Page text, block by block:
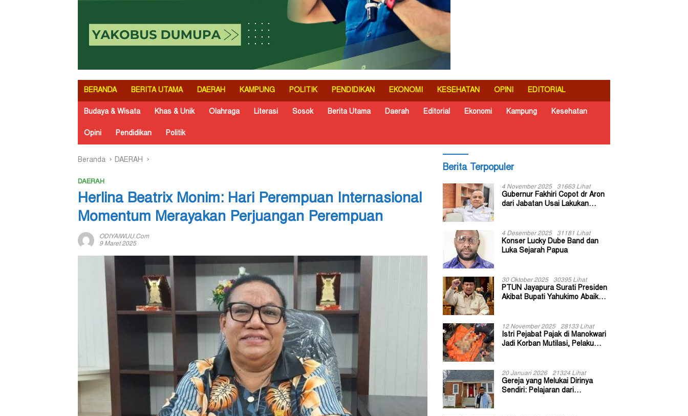
BERANDA BERITA UTAMA DAERAH KAMPUNG POLITIK PENDIDIKAN EKONOMI KESEHATAN OPINI EDITORIAL
Budaya & Wisata Khas & Unik Olahraga Literasi Sosok Berita Utama Daerah Editorial Ekonomi Kampung Kesehatan
Opini Pendidikan Politik
Beranda DAERAH
DAERAH
Herlina Beatrix Monim: Hari Perempuan Internasional
Momentum Merayakan Perjuangan Perempuan
ODIYAIWUU.com
9 Maret 2025
Berita Terpopuler
4 November 2025 31663 Lihat
Gubernur Fakhiri Copot dr Aron
dari Jabatan Usai Lakukan
4 Desember 2025 31181 Lihat
Konser Lucky Dube Band dan
Luka Sejarah Papua
30 Oktober 2025 30395 Lihat
PTUN Jayapura Surati Presiden
Akibat Bupati Yahukimo Abaikan
12 November 2025 28133 Lihat
Istri Pejabat Pajak di Manokwari
Jadi Korban Mutilasi, Pelaku
20 Januari 2026 21324 Lihat
Gereja yang Melukai Dirinya
Sendiri: Pelajaran dari